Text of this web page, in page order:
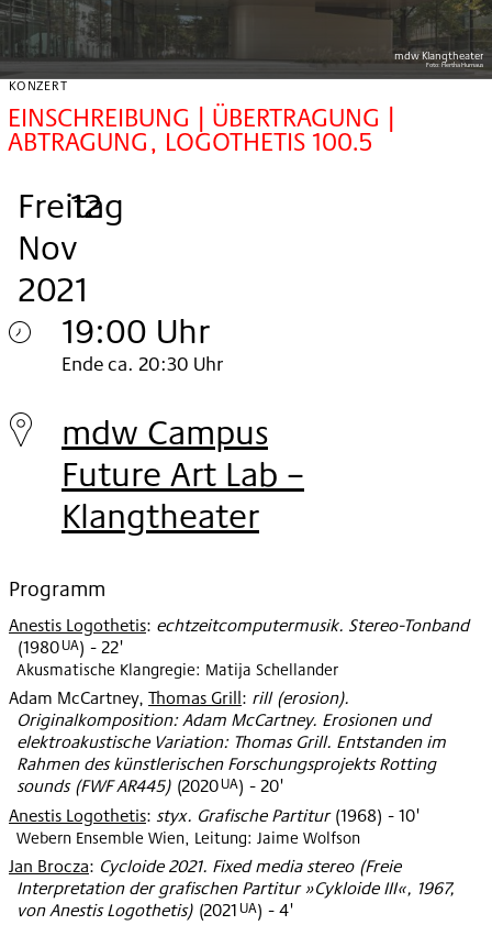
mdw Klangtheater
Foto:Hertha Hurnaus
KONZERT
EINSCHREIBUNG | ÜBERTRAGUNG |
ABTRAGUNG, LOGOTHETIS 100.5
Freitag
, 12
.
Nov
2021
.
19:00 Uhr
Freitag
12.
Nov
2021
Ende ca. 20:30 Uhr
mdw Campus
Future Art Lab –
Klangtheater
Programm
Anestis Logothetis: echtzeitcomputermusik. Stereo-Tonband
(1980UA) - 22'
Akusmatische Klangregie: Matija Schellander
Adam McCartney, Thomas Grill: rill (erosion).
Originalkomposition: Adam McCartney. Erosionen und
elektroakustische Variation: Thomas Grill. Entstanden im
Rahmen des künstlerischen Forschungsprojekts Rotting
sounds (FWF AR445) (2020UA) - 20'
Anestis Logothetis: styx. Grafische Partitur (1968) - 10'
Webern Ensemble Wien, Leitung: Jaime Wolfson
Jan Brocza: Cycloide 2021. Fixed media stereo (Freie
Interpretation der grafischen Partitur »Cykloide III«, 1967,
von Anestis Logothetis) (2021 UA) - 4'